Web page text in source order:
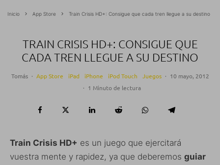
Inicio App Store Train Crisis HD+: Consigue que cada tren llegue a su destino
TRAIN CRISIS HD+: CONSIGUE QUE
CADA TREN LLEGUE A SU DESTINO
Tomás · App Store iPad iPhone iPod Touch Juegos · 10 mayo, 2012
· 1 Minuto de lectura
Train Crisis HD+ es un juego que ejercitará
vuestra mente y rapidez, ya que deberemos guiar